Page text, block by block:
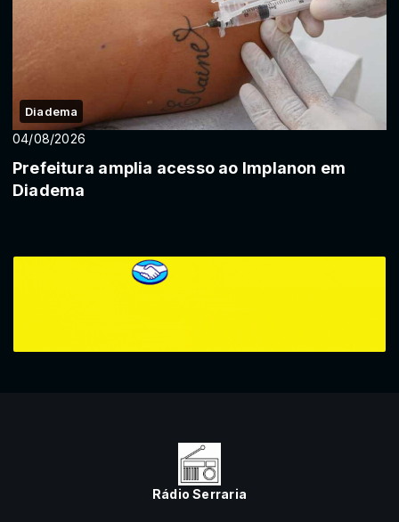
Diadema
04/08/2026
Prefeitura amplia acesso ao Implanon em
Diadema
Rádio Serraria